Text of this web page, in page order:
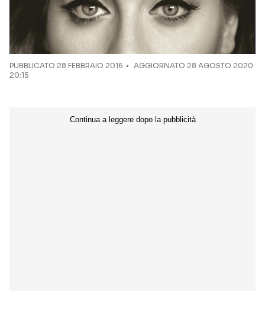
PUBBLICATO 28 FEBBRAIO 2016
AGGIORNATO 28 AGOSTO 2020
20:15